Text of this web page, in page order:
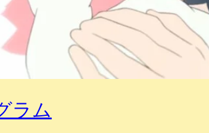
ラム